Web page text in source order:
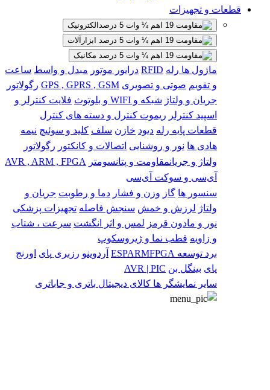
قطعات و تجهیزات
الکترونیک
ابزارآلات
مکانیک
ماژول ها رله RFID درایور موتور مبدل و واسط ساعت
و تقویم صوتی و تصویری GPS , GPRS , GSM رگولاتور
جریان و ولتاژ شبکه و WIFI و بلوتوث
فلایت کنترلر و
اسپید کنترلر ریموت کنترل و دسته های کنترل
قطعات پایه رله دیود خازن سلف کلید و سوئیچ نیمه
هادی ها نور و روشنایی اتصالات و کانکتور رگولاتور
ولتاژ و جریانمقاومت و پتانسومتر
AVR , ARM , FPGA
آی‌سی و سوکت آی‌سی
سنسور ها گاز وزن و فشار دما و رطوبت جریان و
ولتاژ لرزش و خمش سنجش فاصله تجهیزات پزشکی
نور و مادون قرمز لمس و اثر انگشت سرعت ، شتاب
و زاویه قطب نما و ژیروسکوپ
برد توسعه
ESPARMFPGA آردوینو رزبری پای اورنج
پای بینگل بن AVR | PIC
سایر نمایشگر ها کالای دیجیتال باتری و جاباتری